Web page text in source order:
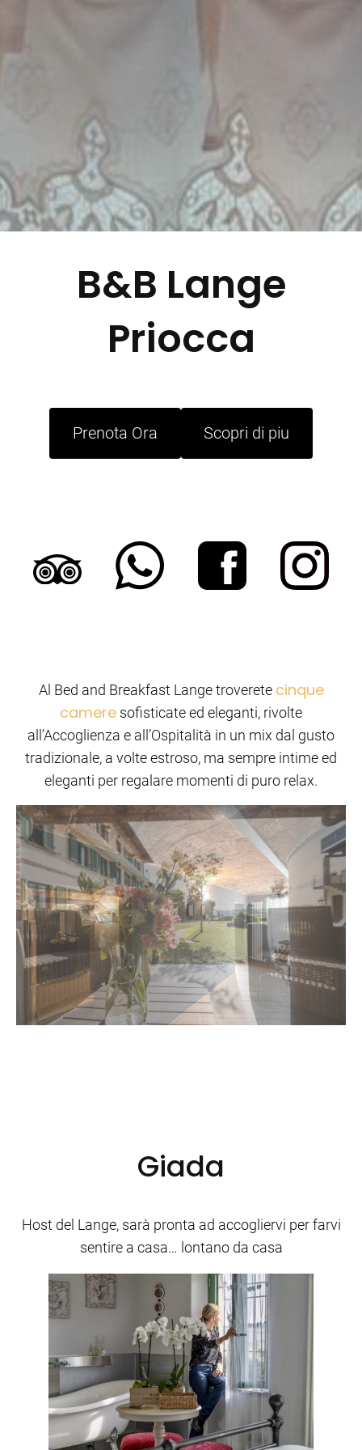
B&B Lange
Priocca
Prenota Ora Scopri di piu
Al Bed and Breakfast Lange troverete cinque
camere sofisticate ed eleganti, rivolte
all’Accoglienza e all’Ospitalità in un mix dal gusto
tradizionale, a volte estroso, ma sempre intime ed
eleganti per regalare momenti di puro relax.
Giada
Host del Lange, sarà pronta ad accogliervi per farvi
sentire a casa… lontano da casa